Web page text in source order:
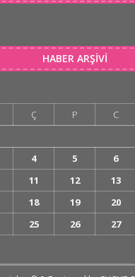
HABER ARŞIVI
Ç P C
4 5 6
11 12 13
18 19 20
25 26 27